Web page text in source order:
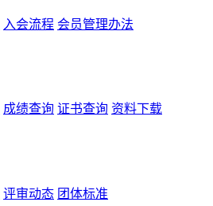
入会流程 会员管理办法
成绩查询 证书查询 资料下载
评审动态 团体标准